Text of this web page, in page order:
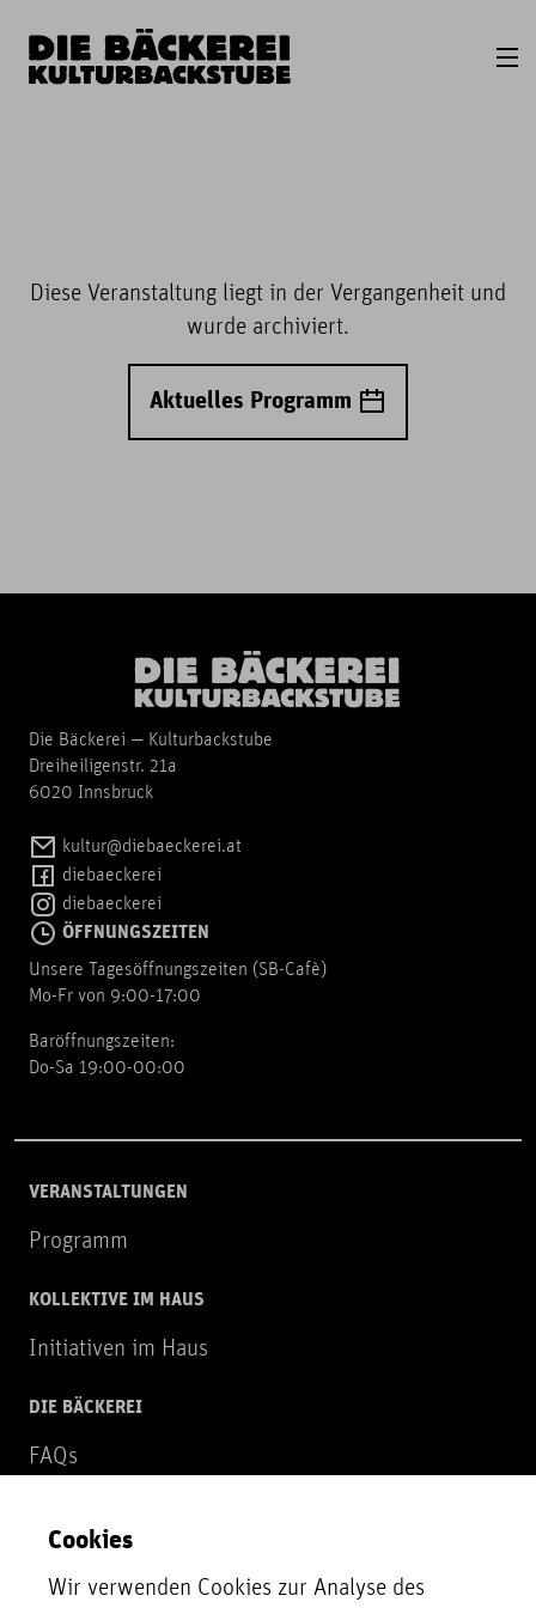
Diese Veranstaltung liegt in der Vergangenheit und
wurde archiviert.
Aktuelles Programm
Die Bäckerei — Kulturbackstube
Dreiheiligenstr. 21a
6020 Innsbruck
kultur@diebaeckerei.at
diebaeckerei
diebaeckerei
ÖFFNUNGSZEITEN
Unsere Tagesöffnungszeiten (SB-Cafè)
Mo-Fr von 9:00-17:00
Baröffnungszeiten:
Do-Sa 19:00-00:00
VERANSTALTUNGEN
Programm
KOLLEKTIVE IM HAUS
Initiativen im Haus
DIE BÄCKEREI
FAQs
NEWSLETTER
Zur Newsletter Anmeldung
Cookies
Wir verwenden Cookies zur Analyse des